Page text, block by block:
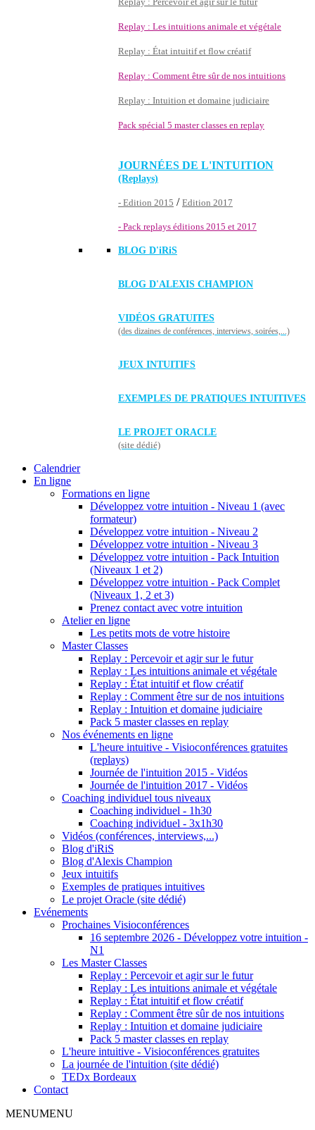
Replay : Les intuitions animale et végétale
Replay : État intuitif et flow créatif
Replay : Comment être sûr de nos intuitions
Replay : Intuition et domaine judiciaire
Pack spécial 5 master classes en replay
JOURNÉES DE L'INTUITION
(Replays)
- Edition 2015 / Edition 2017
- Pack replays éditions 2015 et 2017
BLOG D'iRiS
BLOG D'ALEXIS CHAMPION
VIDÉOS GRATUITES
(des dizaines de conférences, interviews, soirées,...)
JEUX INTUITIFS
EXEMPLES DE PRATIQUES INTUITIVES
LE PROJET ORACLE
(site dédié)
Calendrier
En ligne
Formations en ligne
Développez votre intuition - Niveau 1 (avec
formateur)
Développez votre intuition - Niveau 2
Développez votre intuition - Niveau 3
Développez votre intuition - Pack Intuition
(Niveaux 1 et 2)
Développez votre intuition - Pack Complet
(Niveaux 1, 2 et 3)
Prenez contact avec votre intuition
Atelier en ligne
Les petits mots de votre histoire
Master Classes
Replay : Percevoir et agir sur le futur
Replay : Les intuitions animale et végétale
Replay : État intuitif et flow créatif
Replay : Comment être sur de nos intuitions
Replay : Intuition et domaine judiciaire
Pack 5 master classes en replay
Nos événements en ligne
L'heure intuitive - Visioconférences gratuites
(replays)
Journée de l'intuition 2015 - Vidéos
Journée de l'intuition 2017 - Vidéos
Coaching individuel tous niveaux
Coaching individuel - 1h30
Coaching individuel - 3x1h30
Vidéos (conférences, interviews,...)
Blog d'iRiS
Blog d'Alexis Champion
Jeux intuitifs
Exemples de pratiques intuitives
Le projet Oracle (site dédié)
Evénements
Prochaines Visioconférences
16 septembre 2026 - Développez votre intuition -
N1
Les Master Classes
Replay : Percevoir et agir sur le futur
Replay : Les intuitions animale et végétale
Replay : État intuitif et flow créatif
Replay : Comment être sûr de nos intuitions
Replay : Intuition et domaine judiciaire
Pack 5 master classes en replay
L'heure intuitive - Visioconférences gratuites
La journée de l'intuition (site dédié)
TEDx Bordeaux
Contact
MENUMENU